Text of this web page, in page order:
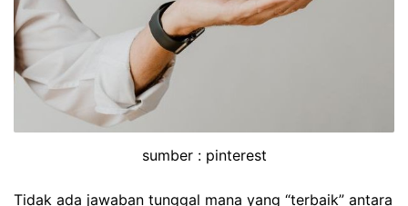
sumber : pinterest
Tidak ada jawaban tunggal mana yang “terbaik” antara